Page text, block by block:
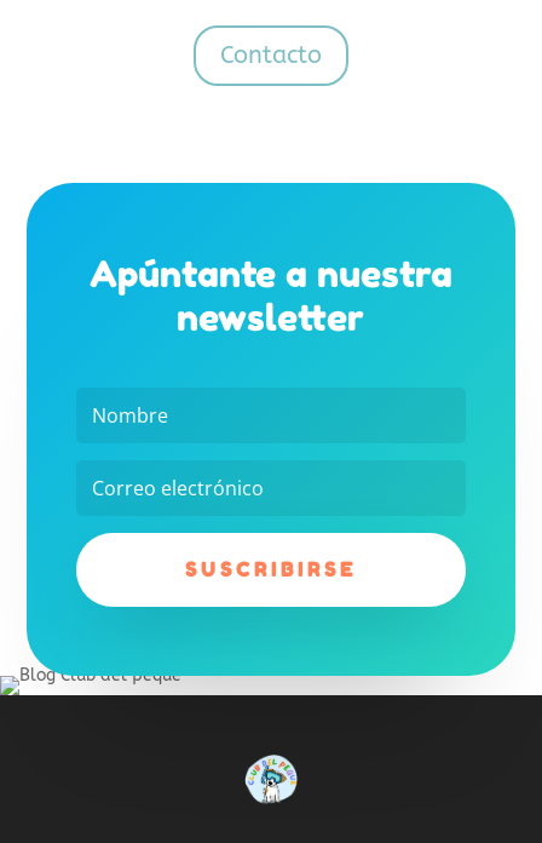
Contacto
Apúntante a nuestra
newsletter
SUSCRIBIRSE